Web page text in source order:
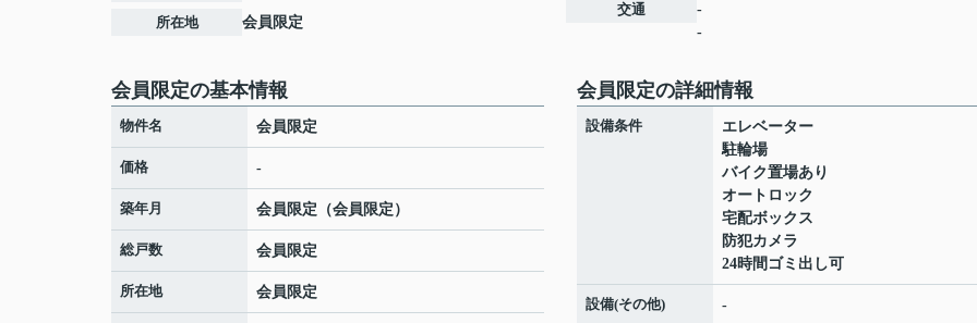
所在地 会員限定
交通
-
-
会員限定の基本情報
物件名 会員限定
価格 -
築年月 会員限定 （会員限定 ）
総戸数 会員限定
所在地 会員限定
会員限定の詳細情報
設備条件
エレベーター
駐輪場
バイク置場あり
オートロック
宅配ボックス
防犯カメラ
24時間ゴミ出し可
設備(その他) -